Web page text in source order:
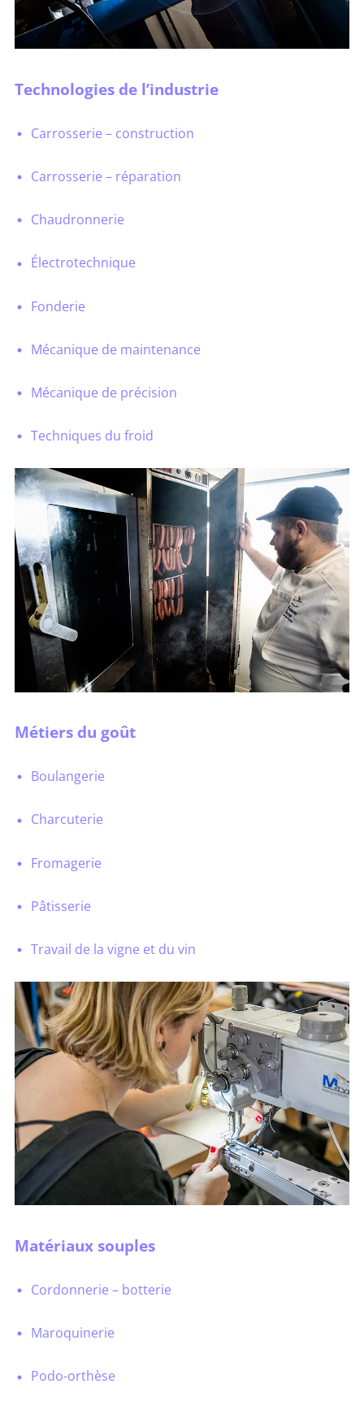
Technologies de l’industrie
Carrosserie – construction
Carrosserie – réparation
Chaudronnerie
Électrotechnique
Fonderie
Mécanique de maintenance
Mécanique de précision
Techniques du froid
Métiers du goût
Boulangerie
Charcuterie
Fromagerie
Pâtisserie
Travail de la vigne et du vin
Matériaux souples
Cordonnerie – botterie
Maroquinerie
Podo-orthèse